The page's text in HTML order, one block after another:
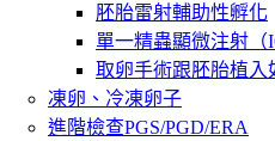
胚胎雷射輔助性孵化
單一精蟲顯微注射（
取卵手術跟胚胎植入
凍卵、冷凍卵子
進階檢查PGS/PGD/ERA